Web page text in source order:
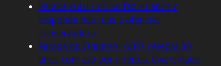
Parada LGBT+ de SP faz 30 anos e
responde nas ruas à ofensiva
conservadora.
Parada do Orgulho LGBT+ celebra 30
anos com ato por direitos, diversidade